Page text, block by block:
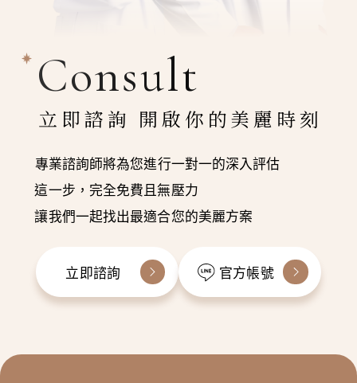
Consult
立即諮詢 開啟你的美麗時刻
專業諮詢師將為您進行一對一的深入評估
這一步，完全免費且無壓力
讓我們一起找出最適合您的美麗方案
立即諮詢 官方帳號